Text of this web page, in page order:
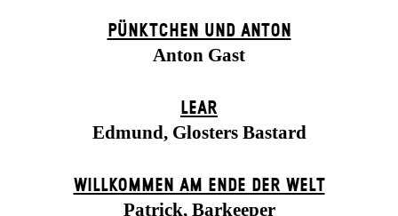
PÜNKTCHEN UND ANTON
Anton Gast
LEAR
Edmund, Glosters Bastard
WILLKOMMEN AM ENDE DER WELT
Patrick, Barkeeper